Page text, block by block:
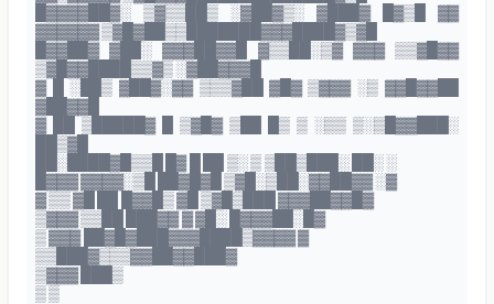
█▓▓▓▓██▓░ ▒▓▒▒██▒ ░▓██▓▒░ ▓███▓ █▓▒█ ▓▓
▓▓▓▓▓▓ ▒▓█▓██▒▒███████▓▓▓████▓▒▓█
█▓▓██▓ ▓██░ ▓▓▓██▓▓█ ▓▒▒██░▒▓ ▓▓▓ ▒▒▓█▓▓
▒▓█▓▓████▒▒▓▒ ░▓██▓▓▓█
▓ █ ░██▒ ▓██▓░▓▓ ▒▒▒▓██ ▓█▓ ▒▓▓▓ ░▒ ▓▓█▓▓██
▓██▓▓█
▓ ██ ▒█████▓ █ ▒▓█▓ ▒██ █▒ ▒ ░▒▒ ▒░▒█▓▓███░
██▒▓█
██░████▓█▒▒█ █▓ █ ██ ▒░ ▒ ▒██▒███░ ██░ ░
█▓▓▓ ▓▓▓▓░▒█ ██▓█▓█ ▒▓█░▒██░▓▓██▓▓ ░▓
▓ ▒▒ ▓█ ██ █▓▓█▒ ▓█ ▒▓█▒███ ▓▓▓██▓▓█▓
▒▓▓▓ ▒▒██ ███▓▓ ▓ ▓█░ █▓▓▓██░█▓
▒ ▓▓▓ ██▓█▓███▓▓▓████▒▓▓▓▓ ▓
▒▒███▓▒▒▒▓▓██▓▓███▓
▒▓▓▓ ███▒
▒ ▒